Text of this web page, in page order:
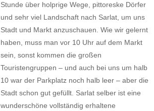
Stunde über holprige Wege, pittoreske Dörfer
und sehr viel Landschaft nach Sarlat, um uns
Stadt und Markt anzuschauen. Wie wir gelernt
haben, muss man vor 10 Uhr auf dem Markt
sein, sonst kommen die großen
Touristengruppen – und auch bei uns um halb
10 war der Parkplatz noch halb leer – aber die
Stadt schon gut gefüllt. Sarlat selber ist eine
wunderschöne vollständig erhaltene